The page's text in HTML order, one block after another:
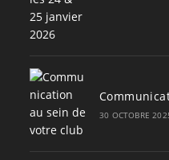
30 OCTOBRE